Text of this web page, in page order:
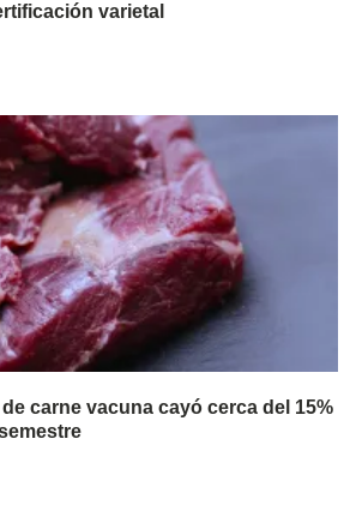
varietal
carne vacuna cayó cerca del 15%